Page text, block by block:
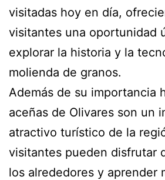
visitadas hoy en día,
visitantes una oportunidad
explorar la historia y la
molienda de granos.
Además de su importancia
aceñas de Olivares son un
atractivo turístico de la
visitantes pueden disfrutar
los alrededores y aprender